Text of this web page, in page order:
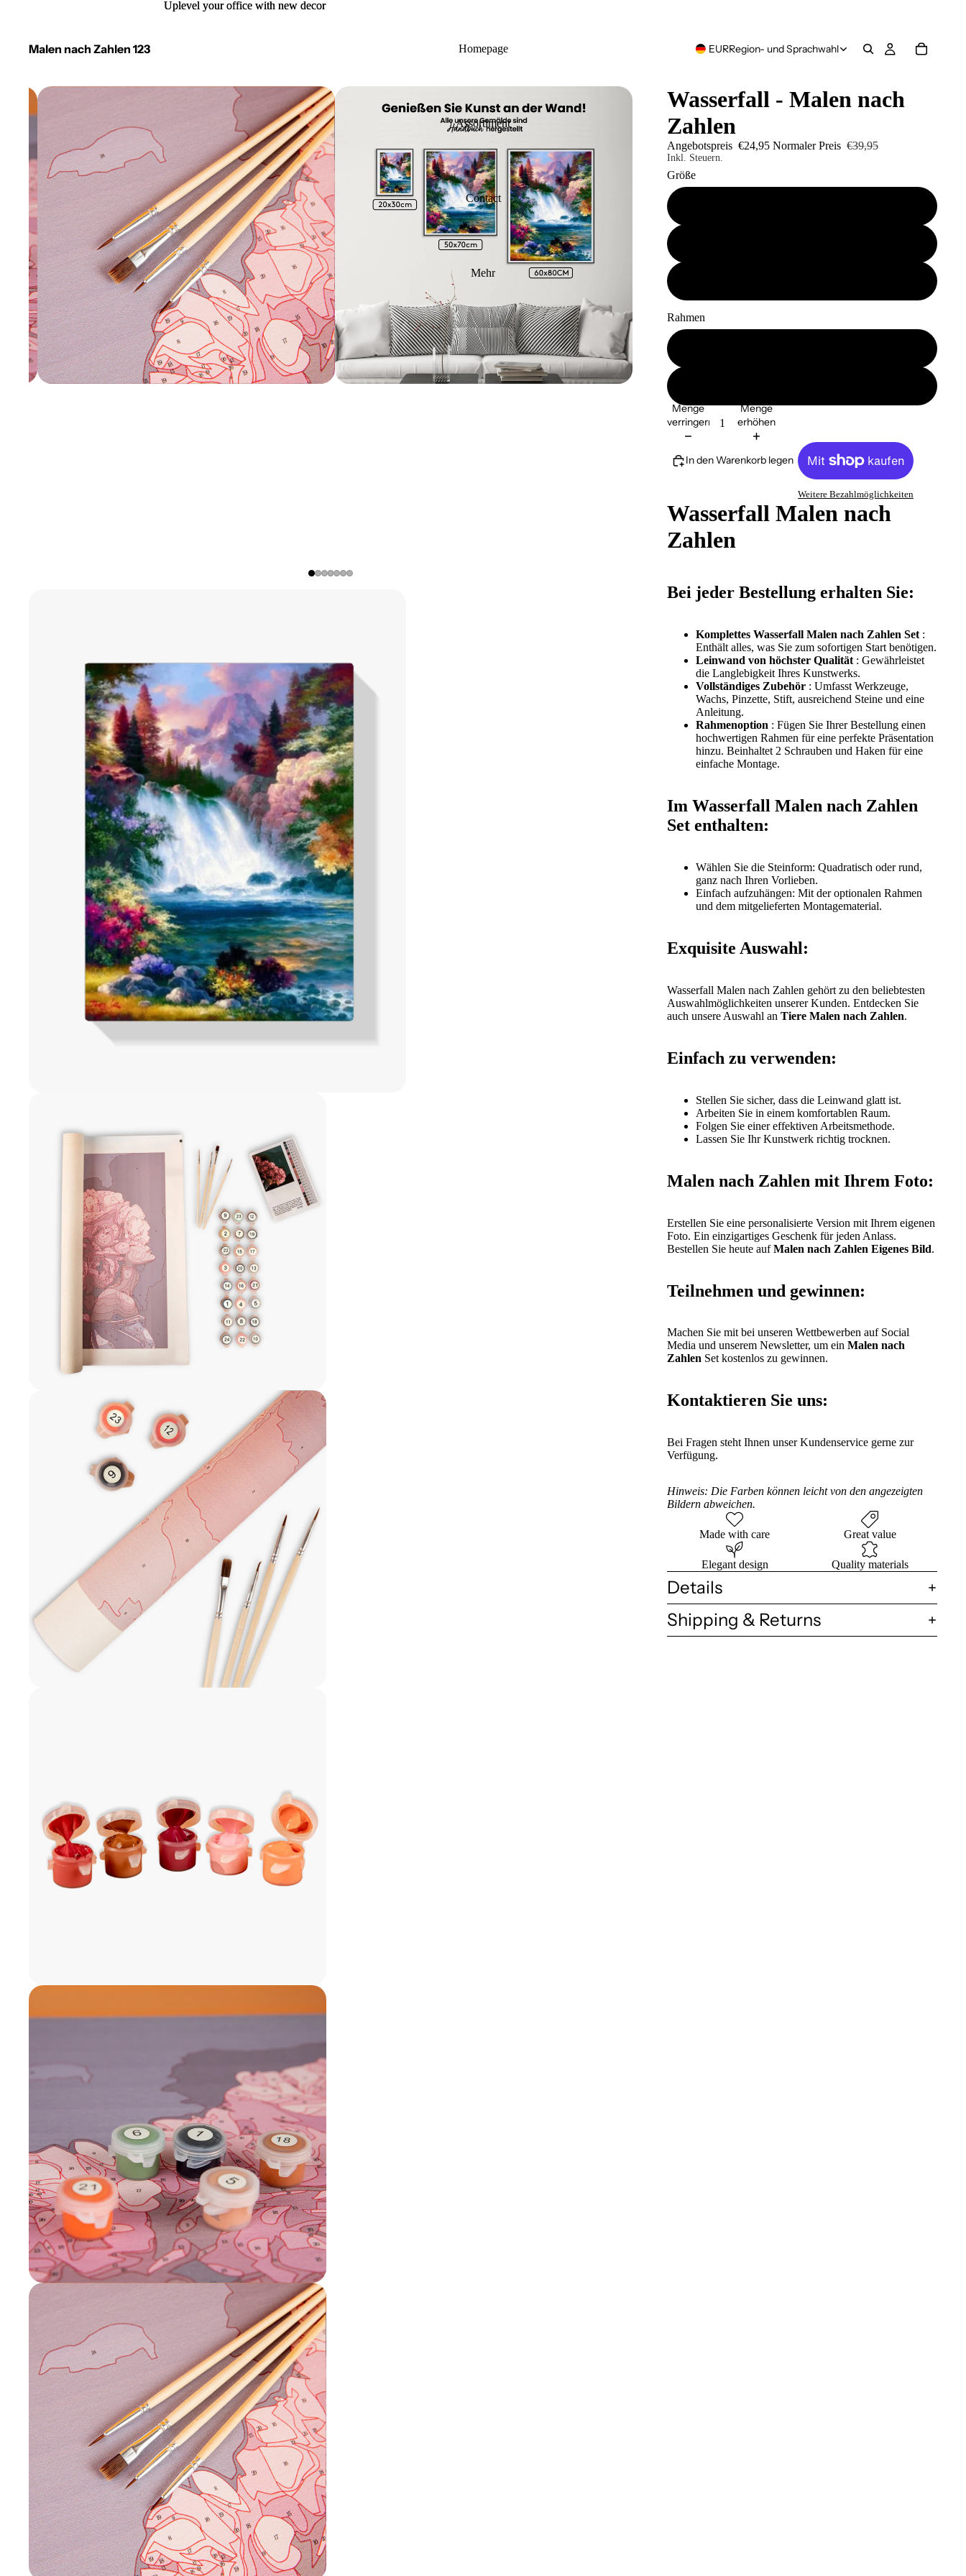
Uplevel your office with new decor
Uplevel your office with new decor
Malen nach Zahlen 123 Homepage
Assortiment
Contact
Mehr
EURRegion- und Sprachwahl
Wasserfall - Malen nach
Zahlen
Angebotspreis €24,95 Normaler Preis €39,95
Inkl. Steuern.
Größe
Rahmen
Menge
verringern
Menge
erhöhen
In den Warenkorb legen
Weitere Bezahlmöglichkeiten
Wasserfall Malen nach
Zahlen
Bei jeder Bestellung erhalten Sie:
Komplettes Wasserfall Malen nach Zahlen Set :
Enthält alles, was Sie zum sofortigen Start benötigen.
Leinwand von höchster Qualität : Gewährleistet
die Langlebigkeit Ihres Kunstwerks.
Vollständiges Zubehör : Umfasst Werkzeuge,
Wachs, Pinzette, Stift, ausreichend Steine und eine
Anleitung.
Rahmenoption : Fügen Sie Ihrer Bestellung einen
hochwertigen Rahmen für eine perfekte Präsentation
hinzu. Beinhaltet 2 Schrauben und Haken für eine
einfache Montage.
Im Wasserfall Malen nach Zahlen
Set enthalten:
Wählen Sie die Steinform: Quadratisch oder rund,
ganz nach Ihren Vorlieben.
Einfach aufzuhängen: Mit der optionalen Rahmen
und dem mitgelieferten Montagematerial.
Exquisite Auswahl:
Wasserfall Malen nach Zahlen gehört zu den beliebtesten
Auswahlmöglichkeiten unserer Kunden. Entdecken Sie
auch unsere Auswahl an Tiere Malen nach Zahlen.
Einfach zu verwenden:
Stellen Sie sicher, dass die Leinwand glatt ist.
Arbeiten Sie in einem komfortablen Raum.
Folgen Sie einer effektiven Arbeitsmethode.
Lassen Sie Ihr Kunstwerk richtig trocknen.
Malen nach Zahlen mit Ihrem Foto:
Erstellen Sie eine personalisierte Version mit Ihrem eigenen
Foto. Ein einzigartiges Geschenk für jeden Anlass.
Bestellen Sie heute aufMalen nach Zahlen Eigenes Bild.
Teilnehmen und gewinnen:
Machen Sie mit bei unseren Wettbewerben auf Social
Media und unserem Newsletter, um ein Malen nach
Zahlen Set kostenlos zu gewinnen.
Kontaktieren Sie uns:
Bei Fragen steht Ihnen unser Kundenservice gerne zur
Verfügung.
Hinweis: Die Farben können leicht von den angezeigten
Bildern abweichen.
Made with care Great value
Elegant design Quality materials
Details
Shipping & Returns